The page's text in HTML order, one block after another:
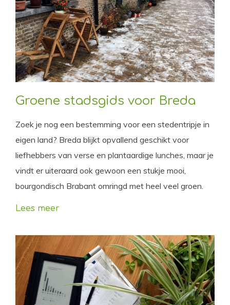
Groene stadsgids voor Breda
Zoek je nog een bestemming voor een stedentripje in
eigen land? Breda blijkt opvallend geschikt voor
liefhebbers van verse en plantaardige lunches, maar je
vindt er uiteraard ook gewoon een stukje mooi,
bourgondisch Brabant omringd met heel veel groen.
Lees meer